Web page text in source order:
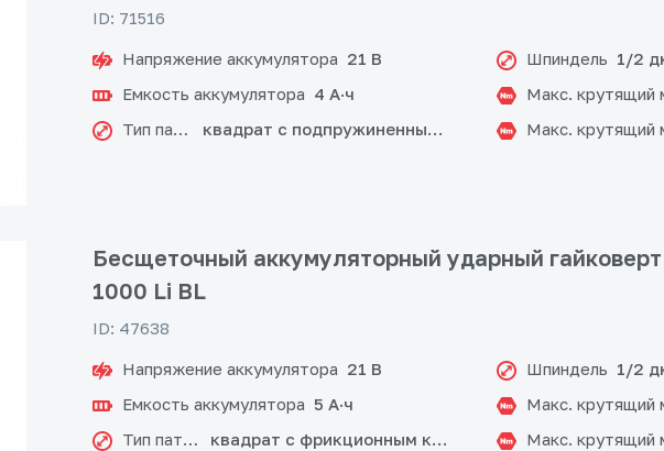
ID: 71516
Напряжение аккумулятора 21 В
Емкость аккумулятора 4 А·ч
Тип патронаквадрат с подпружиненным шариком
Шпиндель 1/2
Макс. крутящий
Макс. крутящий
Бесщеточный аккумуляторный ударный гайковерт
1000 Li BL
ID: 47638
Напряжение аккумулятора 21 В
Емкость аккумулятора 5 А·ч
Тип патронаквадрат с фрикционным кольцом
Шпиндель 1/2
Макс. крутящий
Макс. крутящий